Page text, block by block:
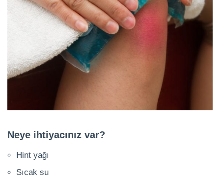
Neye ihtiyacınız var?
Hint yağı
Sıcak su